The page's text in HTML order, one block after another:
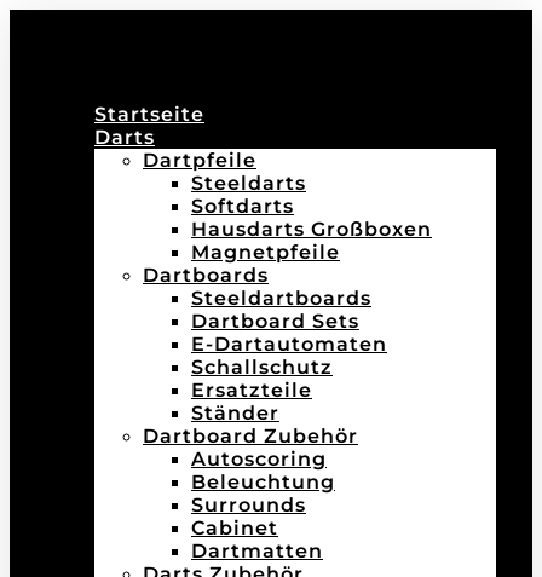
Startseite
Darts
Dartpfeile
Steeldarts
Softdarts
Hausdarts Großboxen
Magnetpfeile
Dartboards
Steeldartboards
Dartboard Sets
E-Dartautomaten
Schallschutz
Ersatzteile
Ständer
Dartboard Zubehör
Autoscoring
Beleuchtung
Surrounds
Cabinet
Dartmatten